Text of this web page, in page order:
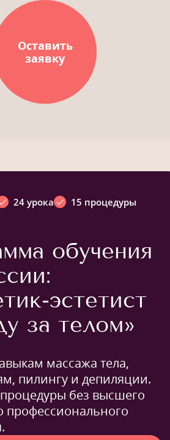
Оставить
заявку
24 урока
15 процедуры
обучения
эстетист
за телом»
массажа тела,
пилингу и депиляции.
без высшего
профессионального